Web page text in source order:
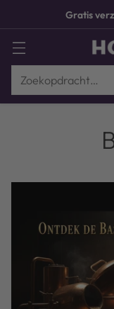
Gratis
Zoekopdracht…